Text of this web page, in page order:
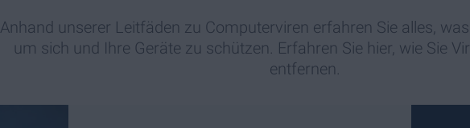
Anhand unserer Leitfäden zu Computerviren erfahren Sie alles,
um sich und Ihre Geräte zu schützen. Erfahren Sie hier, wie Sie
entfernen.